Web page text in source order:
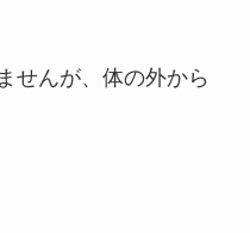
せんが、体の外から